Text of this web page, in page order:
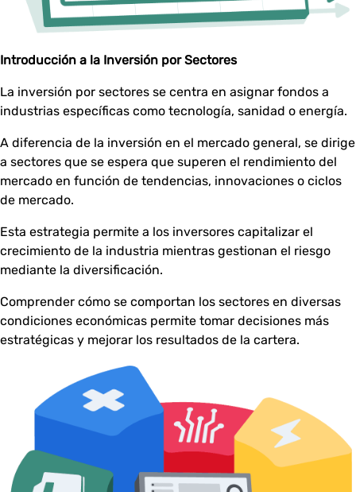
Introducción a la Inversión por Sectores
La inversión por sectores se centra en asignar fondos a
industrias específicas como tecnología, sanidad o energía.
A diferencia de la inversión en el mercado general, se dirige
a sectores que se espera que superen el rendimiento del
mercado en función de tendencias, innovaciones o ciclos
de mercado.
Esta estrategia permite a los inversores capitalizar el
crecimiento de la industria mientras gestionan el riesgo
mediante la diversificación.
Comprender cómo se comportan los sectores en diversas
condiciones económicas permite tomar decisiones más
estratégicas y mejorar los resultados de la cartera.